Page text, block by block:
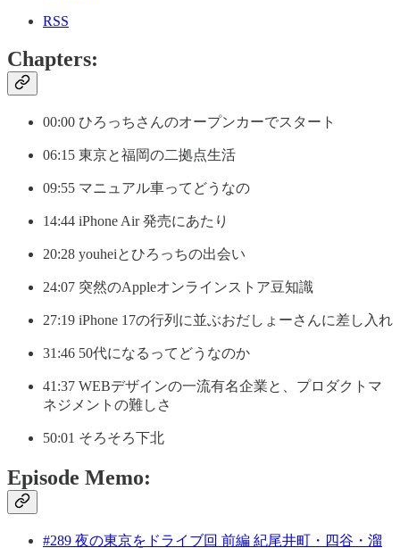
RSS
Chapters:
00:00 ひろっちさんのオープンカーでスタート
06:15 東京と福岡の二拠点生活
09:55 マニュアル車ってどうなの
14:44 iPhone Air 発売にあたり
20:28 youheiとひろっちの出会い
24:07 突然のAppleオンラインストア豆知識
27:19 iPhone 17の行列に並ぶおだしょーさんに差し入れ
31:46 50代になるってどうなのか
41:37 WEBデザインの一流有名企業と、プロダクトマ
ネジメントの難しさ
50:01 そろそろ下北
Episode Memo:
#289 夜の東京をドライブ回 前編 紀尾井町・四谷・溜